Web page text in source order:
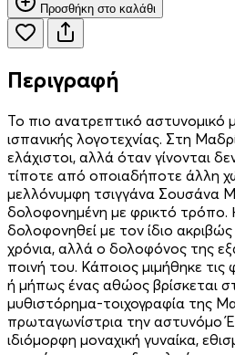
Προσθήκη στο καλάθι
Περιγραφή
Το πιο ανατρεπτικό αστυνομικό
ισπανικής λογοτεχνίας. Στη
ελάχιστοι, αλλά όταν γίνονται
τίποτε από οποιαδήποτε άλλη
μελλόνυμφη τσιγγάνα Σουσάνα
δολοφονημένη με φρικτό τρόπο.
δολοφονηθεί με τον ίδιο
χρόνια, αλλά ο δολοφόνος της
ποινή του. Κάποιος μιμήθηκε
ή μήπως ένας αθώος βρίσκεται
μυθιστόρημα-τοιχογραφία της
πρωταγωνίστρια την αστυνόμο
ιδιόμορφη μοναχική γυναίκα,